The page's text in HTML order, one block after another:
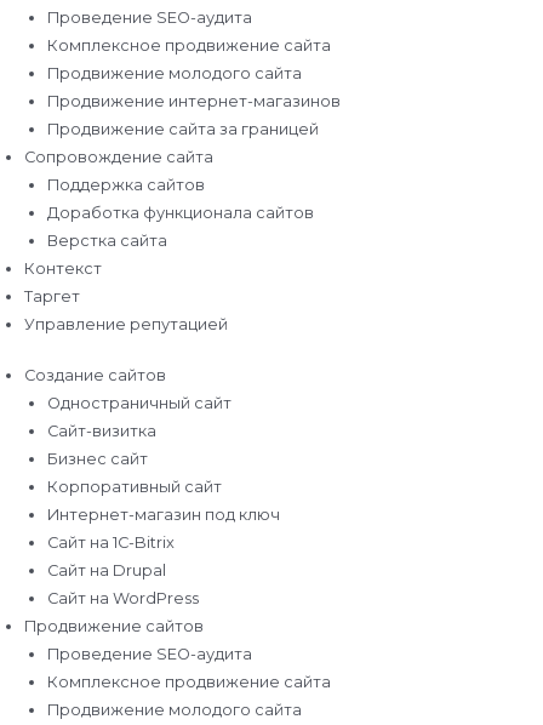
Проведение SEO-аудита
Комплексное продвижение сайта
Продвижение молодого сайта
Продвижение интернет-магазинов
Продвижение сайта за границей
Сопровождение сайта
Поддержка сайтов
Доработка функционала сайтов
Верстка сайта
Контекст
Таргет
Управление репутацией
Создание сайтов
Одностраничный сайт
Сайт-визитка
Бизнес сайт
Корпоративный сайт
Интернет-магазин под ключ
Сайт на 1C-Bitrix
Сайт на Drupal
Сайт на WordPress
Продвижение сайтов
Проведение SEO-аудита
Комплексное продвижение сайта
Продвижение молодого сайта